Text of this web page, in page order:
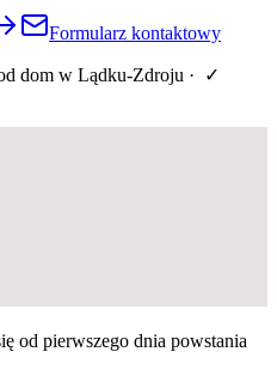
Formularz kontaktowy
dom w Lądku-Zdroju · ✓
od pierwszego dnia powstania